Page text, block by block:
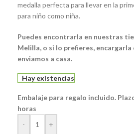
medalla perfecta para llevar en la
para niño como niña.
Puedes encontrarla en nuestras
Melilla, o si lo prefieres, encargarla
enviamos a casa.
Hay existencias
Embalaje para regalo incluido.
horas
-
+